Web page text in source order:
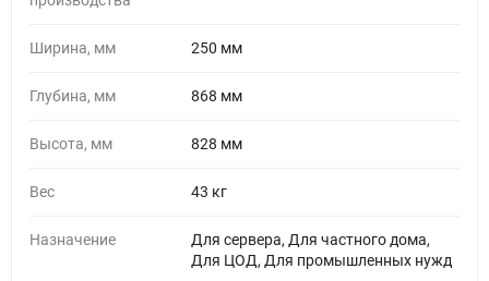
Ширина, мм 250 мм
Глубина, мм 868 мм
Высота, мм 828 мм
Вес 43 кг
Назначение
Для сервера, Для частного дома,
Для ЦОД, Для промышленных нужд